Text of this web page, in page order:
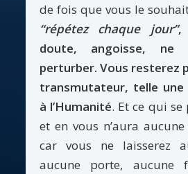
de fois que vous le
“répétez chaque jour”,
doute, angoisse, ne
perturber. Vous resterez
transmutateur, telle une
à l’Humanité. Et ce qui
et en vous n’aura
car vous ne laisserez
aucune porte, aucune